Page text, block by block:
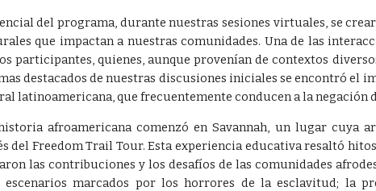
del programa, durante nuestras sesiones virtuales, se
que impactan a nuestras comunidades. Una de las
participantes, quienes, aunque provenían de contextos
destacados de nuestras discusiones iniciales se encontró el
latinoamericana, que frecuentemente conducen a la negación
afroamericana comenzó en Savannah, un lugar
del Freedom Trail Tour. Esta experiencia educativa resaltó
las contribuciones y los desafíos de las comunidades
marcados por los horrores de la esclavitud; la